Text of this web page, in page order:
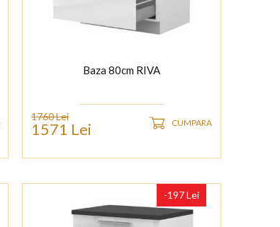
Baza 80cm RIVA
1760 Lei
1571 Lei CUMPARA
-197 Lei